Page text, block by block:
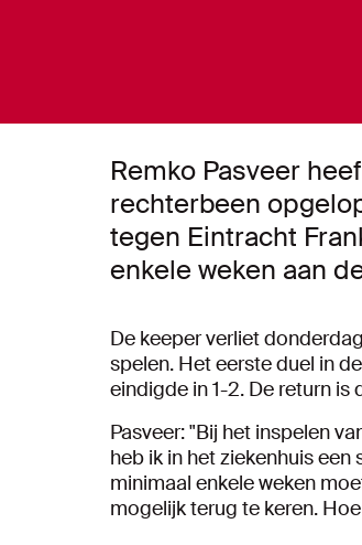
Remko Pasveer
rechterbeen
tegen Eintracht
enkele weken aan
De keeper verliet
spelen. Het eerste duel in
eindigde in 1-2. De return is
Pasveer: "Bij het inspelen
heb ik in het ziekenhuis
minimaal enkele weken
mogelijk terug te keren.